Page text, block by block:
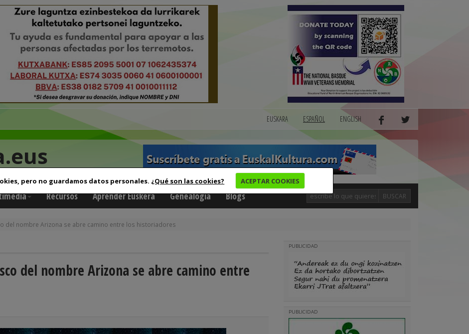
pero no guardamos datos personales. ¿Qué son las cookies? ACEPTAR COOKIES
EUSKARA ESPAÑOL ENGLISH
Recursos Aprender Euskera Genealogía Blogs BUSCAR
del nombre Arizona se abre camino entre los historiadores
del nombre Arizona se abre camino entre
PUBLICIDAD
PUBLICIDAD